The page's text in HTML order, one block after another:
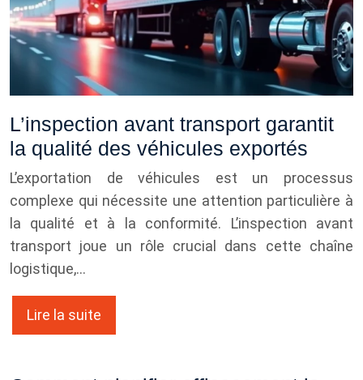
L’inspection avant transport garantit
la qualité des véhicules exportés
L’exportation de véhicules est un processus
complexe qui nécessite une attention particulière à
la qualité et à la conformité. L’inspection avant
transport joue un rôle crucial dans cette chaîne
logistique,…
Lire la suite